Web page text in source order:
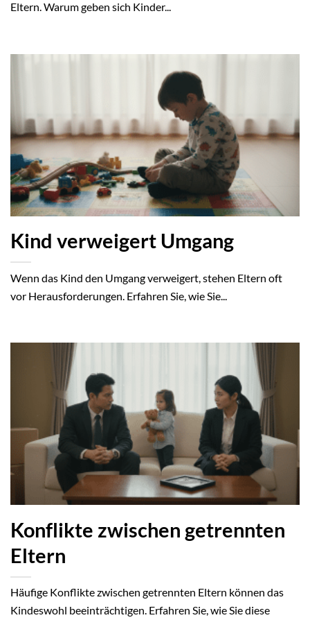
Eltern. Warum geben sich Kinder...
Kind verweigert Umgang
Wenn das Kind den Umgang verweigert, stehen Eltern oft
vor Herausforderungen. Erfahren Sie, wie Sie...
Konflikte zwischen getrennten
Eltern
Häufige Konflikte zwischen getrennten Eltern können das
Kindeswohl beeinträchtigen. Erfahren Sie, wie Sie diese